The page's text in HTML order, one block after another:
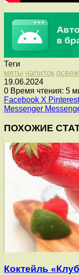
Теги
мяты напиток
19.06.2024
0 Время чтения: 5
Facebook X Pinterest
Messenger
ПОХОЖИЕ
Коктейль